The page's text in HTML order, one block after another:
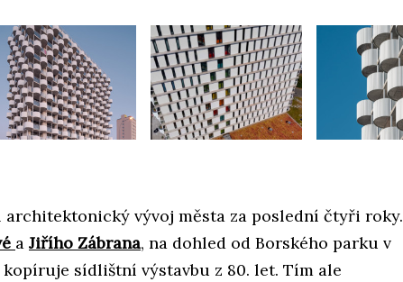
vývoj města za poslední čtyři roky.
a Jiřího Zábrana, na dohled od Borského parku v
kopíruje sídlištní výstavbu z 80. let. Tím ale